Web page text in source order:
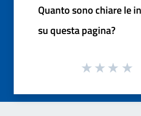
Quanto sono chiare le
su questa pagina?